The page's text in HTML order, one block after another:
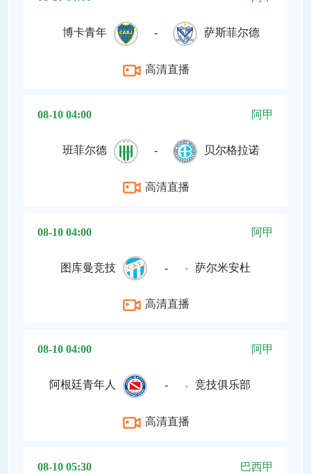
博卡青年 - 萨斯菲尔德
高清直播
08-10 04:00 阿甲
班菲尔德 - 贝尔格拉诺
高清直播
08-10 04:00 阿甲
图库曼竞技 - 萨尔米安杜
高清直播
08-10 04:00 阿甲
阿根廷青年人 - 竞技俱乐部
高清直播
08-10 05:30 巴西甲